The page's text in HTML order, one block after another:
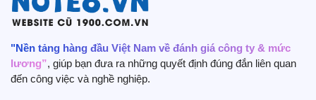
3. Mục đích của việc đi thực tập là gì?
Tây Ninh (943)
Cần Thơ (857)
Lâm Đồng (768)
Phú Thọ (708)
Quảng Nam (636)
"Nền tảng hàng đầu Việt Nam về đánh giá công ty & mức
lương”, giúp bạn đưa ra những quyết định đúng đắn liên quan
đến công việc và nghề nghiệp.